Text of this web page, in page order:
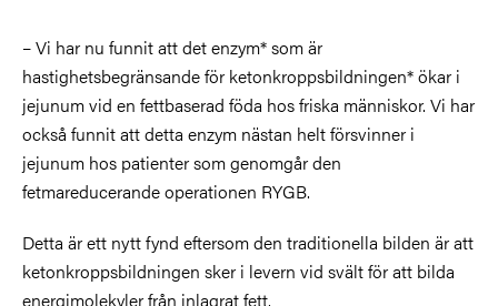
– Vi har nu funnit att det enzym* som är
hastighetsbegränsande för ketonkroppsbildningen* ökar i
jejunum vid en fettbaserad föda hos friska människor. Vi har
också funnit att detta enzym nästan helt försvinner i
jejunum hos patienter som genomgår den
fetmareducerande operationen RYGB.
Detta är ett nytt fynd eftersom den traditionella bilden är att
ketonkroppsbildningen sker i levern vid svält för att bilda
energimolekyler från inlagrat fett.